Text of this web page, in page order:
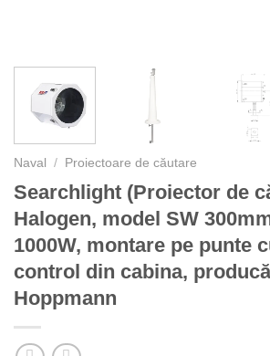
Naval / Proiectoare de căutare
Searchlight (Proiector de
Halogen, model SW
1000W, montare pe punte
control din cabina,
Hoppmann